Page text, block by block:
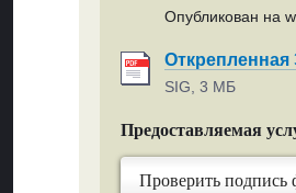
Опубликован на
Открепленная
SIG, 3 МБ
Предоставляемая
Проверить подпись